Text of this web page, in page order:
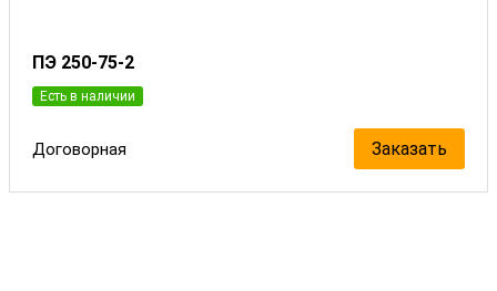
ПЭ 250-75-2
Есть в наличии
Договорная Заказать